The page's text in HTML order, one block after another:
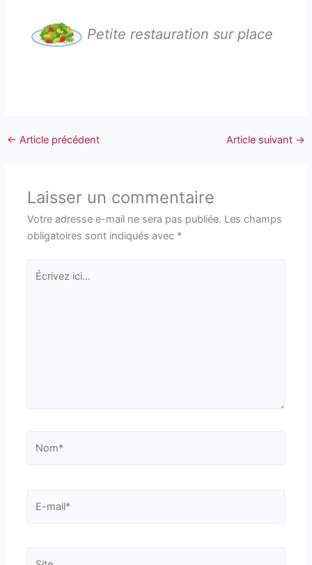
Petite restauration sur place
← Article précédent Article suivant →
Laisser un commentaire
Votre adresse e-mail ne sera pas publiée. Les champs
obligatoires sont indiqués avec *
ici…
mail*